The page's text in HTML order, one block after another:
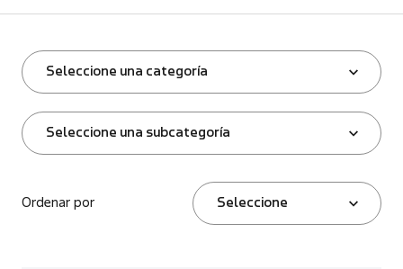
Seleccione una categoría
Seleccione una subcategoría
Ordenar por Seleccione